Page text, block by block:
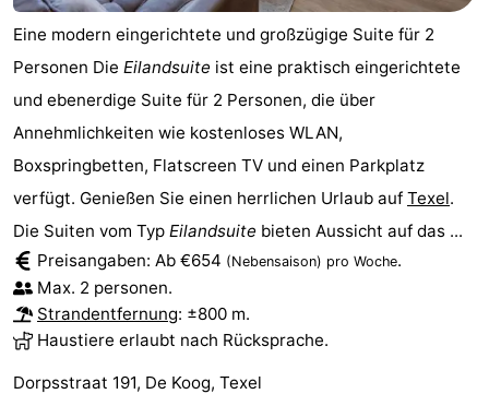
Schoorlse
Duinen
Bergen
aan
Zee
-
Bergen
-
Alkmaar
-
Egmond
aan
Zee
-
Noordhollands
duinreservaat
-
Wijk
aan
Zee
-
Natur
Zuid-
-
Amsterdam
-
Eine modern eingerichtete und großzügige Suite für 2
Personen Die Eilandsuite ist eine praktisch eingerichtete
und ebenerdige Suite für 2 Personen, die über
Annehmlichkeiten wie kostenloses WLAN,
Boxspringbetten, Flatscreen TV und einen Parkplatz
verfügt. Genießen Sie einen herrlichen Urlaub auf Texel.
Die Suiten vom Typ Eilandsuite bieten Aussicht auf das ...
Preisangaben: Ab €654 (Nebensaison) pro Woche.
Max. 2 personen.
Strandentfernung: ±800 m.
Haustiere erlaubt nach Rücksprache.
Dorpsstraat 191, De Koog, Texel